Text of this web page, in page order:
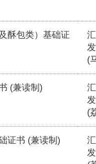
酥包类）基础证
(
(兼读制)
(
证书 (兼读制)